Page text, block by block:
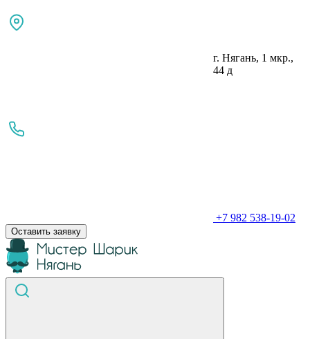
г. Нягань, 1 мкр.,
44 д
+7 982 538-19-02
Оставить заявку